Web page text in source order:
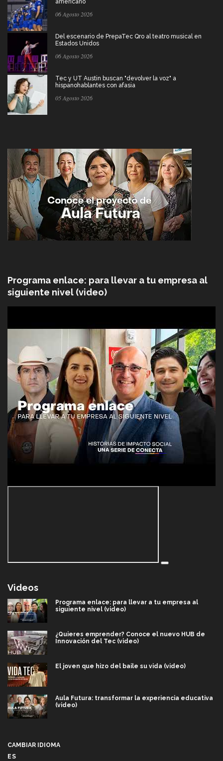
06 Agosto 2026
Del escenario de PrepaTec Qro al teatro musical en
Estados Unidos
06 Agosto 2026
Tec y UT Austin buscan "devolver la voz" a
hispanohablantes con afasia
05 Agosto 2026
Programa enlace: para llevar a tu empresa al
siguiente nivel (video)
Videos
Programa enlace: para llevar a tu empresa al
siguiente nivel (video)
¿Quieres emprender? Conoce el nuevo HUB de
Innovación del Tec (video)
El joven que hizo del baile su vida (video)
Aula Futura: transformar la experiencia educativa
(video)
CAMBIAR IDIOMA
ES